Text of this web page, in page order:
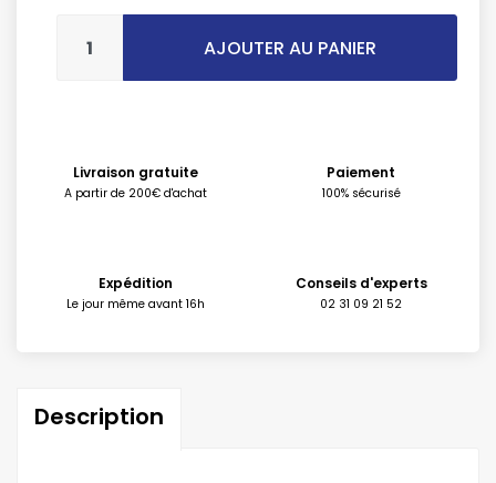
AJOUTER AU PANIER
Livraison gratuite
A partir de 200€ d'achat
Paiement
100% sécurisé
Expédition
Le jour même avant 16h
Conseils d'experts
02 31 09 21 52
Description